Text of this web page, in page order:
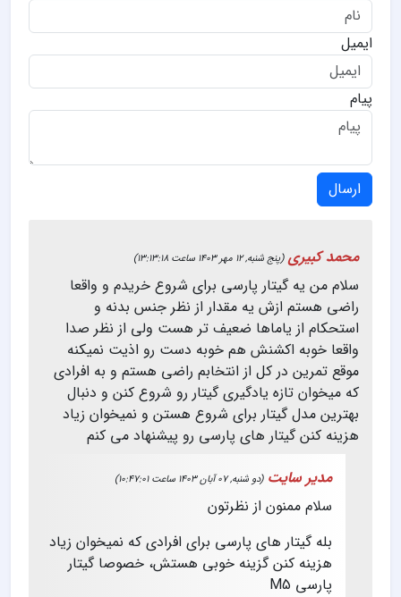
ایمیل
پیام
ارسال
محمد کبیری (پنج شنبه, 12 مهر 1403 ساعت 13:13:18)
سلام من یه گیتار پارسی برای شروع خریدم و واقعا
راضی هستم ازش یه مقدار از نظر جنس بدنه و
استحکام از یاماها ضعیف تر هست ولی از نظر صدا
واقعا خوبه اکشنش هم خوبه دست رو اذیت نمیکنه
موقع تمرین در کل از انتخابم راضی هستم و به افرادی
که میخوان تازه یادگیری گیتار رو شروع کنن و دنبال
بهترین مدل گیتار برای شروع هستن و نمیخوان زیاد
هزینه کنن گیتار های پارسی رو پیشنهاد می کنم
مدیر سایت (دو شنبه, 07 آبان 1403 ساعت 10:47:01)
سلام ممنون از نظرتون
بله گیتار های پارسی برای افرادی که نمیخوان زیاد
هزینه کنن گزینه خوبی هستش، خصوصا گیتار
پارسی M5